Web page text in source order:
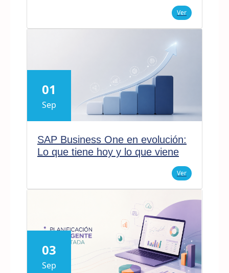
Ver
01
Sep
SAP Business One en evolución:
Lo que tiene hoy y lo que viene
Ver
03
Sep